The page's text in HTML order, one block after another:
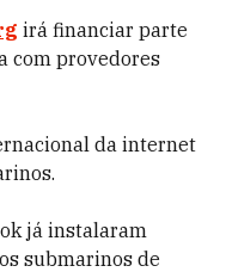
irá financiar parte
com provedores
da internet
já instalaram
submarinos de